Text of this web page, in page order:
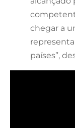
chegar a
países”,